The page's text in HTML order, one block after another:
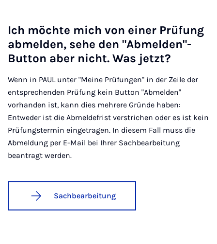
Ich möch­te mich von ei­ner Prü­fung
ab­mel­den, se­he den "Ab­mel­den"-
But­ton aber nicht. Was jetzt?
Wenn in PAUL unter "Meine Prüfungen" in der Zeile der
entsprechenden Prüfung kein Button "Abmelden"
vorhanden ist, kann dies mehrere Gründe haben:
Entweder ist die Abmeldefrist verstrichen oder es ist kein
Prüfungstermin eingetragen. In diesem Fall muss die
Abmeldung per E-Mail bei Ihrer Sachbearbeitung
beantragt werden.
Sachbearbeitung